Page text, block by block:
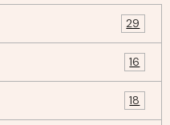
29
16
18